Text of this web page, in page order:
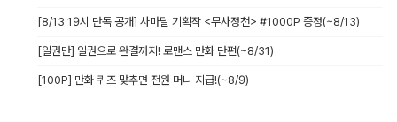
[8/13 19시 단독 공개] 사마달 기획작 <무사정천> #1000P 증정(~8/13)
[일권만] 일권으로 완결까지! 로맨스 만화 단편(~8/31)
[100P] 만화 퀴즈 맞추면 전원 머니 지급!(~8/9)